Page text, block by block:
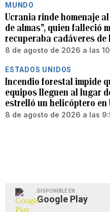
MUNDO
Ucrania rinde homenaje
de almas”, quien falleció
recuperaba cadáveres de
8 de agosto de 2026 a las
ESTADOS UNIDOS
Incendio forestal impide
equipos lleguen al lugar
estrelló un helicóptero en
8 de agosto de 2026 a las
DISPONIBLE EN
Google Play